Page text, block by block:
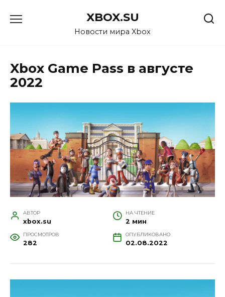
XBOX.SU
Новости мира Xbox
Xbox Game Pass в августе
2022
АВТОР
xbox.su
НА ЧТЕНИЕ
2 мин
ПРОСМОТРОВ
282
ОПУБЛИКОВАНО
02.08.2022